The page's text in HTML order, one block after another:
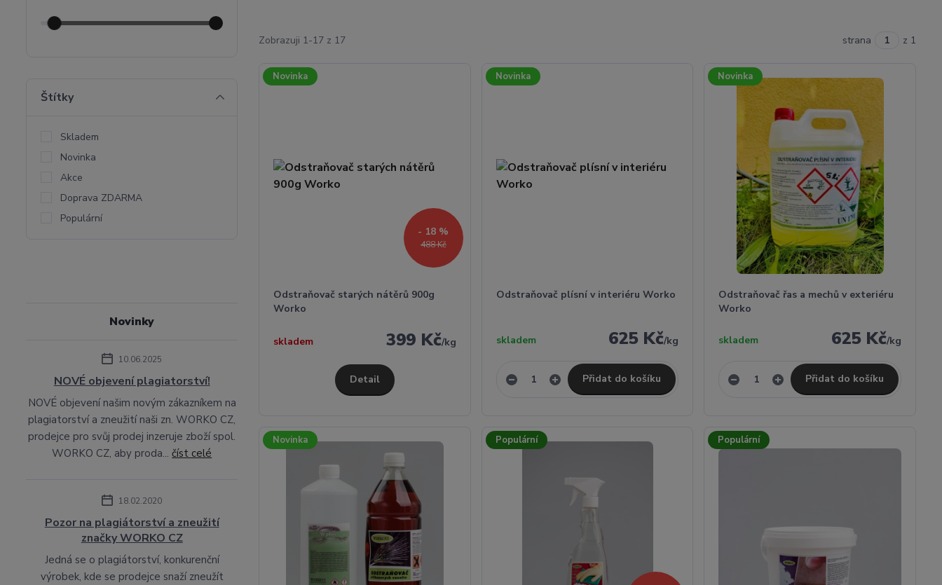
Zobrazuji 1-17 z 17 strana z 1
Novinka
488 Kč
- 18 %
Odstraňovač starých nátěrů 900g
Worko
399 Kč/kg
skladem
Detail
Novinka
Odstraňovač plísní v interiéru Worko
625 Kč/kg
skladem
Přidat do košíku
Novinka
Odstraňovač řas a mechů v exteriéru
Worko
625 Kč/kg
skladem
Přidat do košíku
Novinka Populární Populární
Štítky
Skladem
Novinka
Akce
Doprava ZDARMA
Populární
Novinky
10.06.2025
NOVÉ objevení plagiatorství!
NOVÉ objevení našim novým zákazníkem na
plagiatorství a zneužití naši zn. WORKO CZ,
prodejce pro svůj prodej inzeruje zboží spol.
WORKO CZ, aby proda...číst celé
18.02.2020
Pozor na plagiátorství a zneužití
značky WORKO CZ
Jedná se o plagiátorství, konkurenční
výrobek, kde se prodejce snaží zneužít